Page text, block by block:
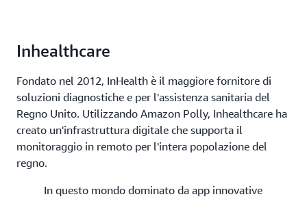
Inhealthcare
Fondato nel 2012, InHealth è il maggiore fornitore di
soluzioni diagnostiche e per l'assistenza sanitaria del
Regno Unito. Utilizzando Amazon Polly, Inhealthcare ha
creato un'infrastruttura digitale che supporta il
monitoraggio in remoto per l'intera popolazione del
regno.
In questo mondo dominato da app innovative